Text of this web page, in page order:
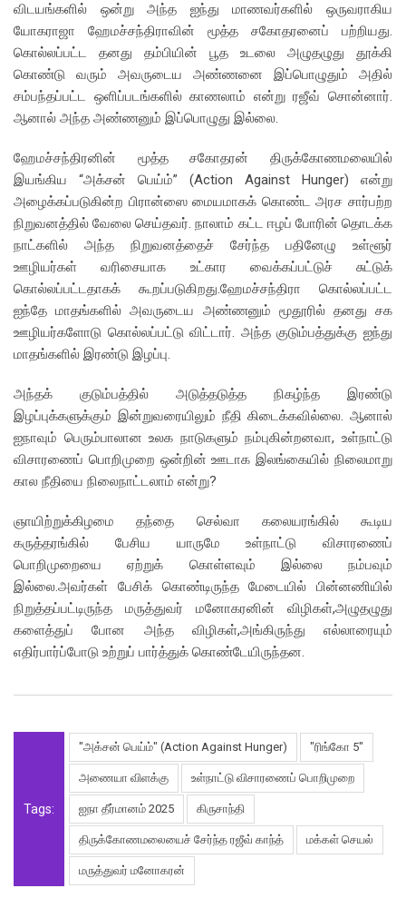
விடயங்களில் ஒன்று அந்த ஐந்து மாணவர்களில் ஒருவராகிய
யோகராஜா ஹேமச்சந்திராவின் மூத்த சகோதரனைப் பற்றியது.
கொல்லப்பட்ட தனது தம்பியின் பூத உடலை அழுதழுது தூக்கி
கொண்டு வரும் அவருடைய அண்ணனை இப்பொழுதும் அதில்
சம்பந்தப்பட்ட ஒளிப்படங்களில் காணலாம் என்று ரஜீவ் சொன்னார்.
ஆனால் அந்த அண்ணனும் இப்பொழுது இல்லை.
ஹேமச்சந்திரனின் மூத்த சகோதரன் திருக்கோணமலையில்
இயங்கிய “அக்சன் பெய்ம்” (Action Against Hunger) என்று
அழைக்கப்படுகின்ற பிரான்ஸை மையமாகக் கொண்ட அரச சார்பற்ற
நிறுவனத்தில் வேலை செய்தவர். நாலாம் கட்ட ஈழப் போரின் தொடக்க
நாட்களில் அந்த நிறுவனத்தைச் சேர்ந்த பதினேழு உள்ளூர்
ஊழியர்கள் வரிசையாக உட்கார வைக்கப்பட்டுச் சுட்டுக்
கொல்லப்பட்டதாகக் கூறப்படுகிறது.ஹேமச்சந்திரா கொல்லப்பட்ட
ஐந்தே மாதங்களில் அவருடைய அண்ணனும் மூதூரில் தனது சக
ஊழியர்களோடு கொல்லப்பட்டு விட்டார். அந்த குடும்பத்துக்கு ஐந்து
மாதங்களில் இரண்டு இழப்பு.
அந்தக் குடும்பத்தில் அடுத்தடுத்த நிகழ்ந்த இரண்டு
இழப்புக்களுக்கும் இன்றுவரையிலும் நீதி கிடைக்கவில்லை. ஆனால்
ஐநாவும் பெரும்பாலான உலக நாடுகளும் நம்புகின்றனவா, உள்நாட்டு
விசாரணைப் பொறிமுறை ஒன்றின் ஊடாக இலங்கையில் நிலைமாறு
கால நீதியை நிலைநாட்டலாம் என்று?
ஞாயிற்றுக்கிழமை தந்தை செல்வா கலையரங்கில் கூடிய
கருத்தரங்கில் பேசிய யாருமே உள்நாட்டு விசாரணைப்
பொறிமுறையை ஏற்றுக் கொள்ளவும் இல்லை நம்பவும்
இல்லை.அவர்கள் பேசிக் கொண்டிருந்த மேடையில் பின்னணியில்
நிறுத்தப்பட்டிருந்த மருத்துவர் மனோகரனின் விழிகள்,அழுதழுது
களைத்துப் போன அந்த விழிகள்,அங்கிருந்து எல்லாரையும்
எதிர்பார்ப்போடு உற்றுப் பார்த்துக் கொண்டேயிருந்தன.
Tags:
"அக்சன் பெய்ம்" (Action Against Hunger) "ரிங்கோ 5"
அணையா விளக்கு உள்நாட்டு விசாரணைப் பொறிமுறை
ஐநா தீர்மானம் 2025 கிருசாந்தி
திருக்கோணமலையைச் சேர்ந்த ரஜீவ் காந்த் மக்கள் செயல்
மருத்துவர் மனோகரன்